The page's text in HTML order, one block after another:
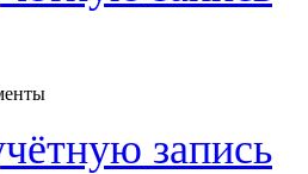
запись